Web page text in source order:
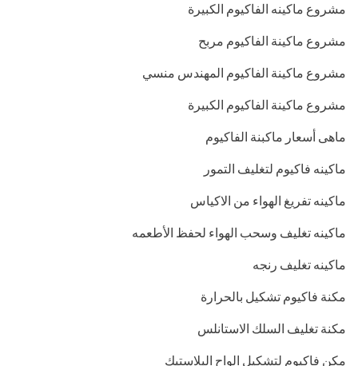
مشروع ماكينه الفاكيوم الكبيرة
مشروع ماكينة الفاكيوم مربح
مشروع ماكينة الفاكيوم المهندس منسي
مشروع ماكينة الفاكيوم الكبيرة
ماهى أسعار ماكبنة الفاكيوم
ماكينه فاكيوم لتغليف التمور
ماكينه تفريغ الهواء من الاكياس
ماكينه تغليف وسحب الهواء لحفظ الأطعمه
ماكينه تغليف رنجه
مكنة فاكيوم تشكيل بالحرارة
مكنة تغليف السلك الاستانلس
مكن فاكيوم لتشكيل الواح البلاستيك